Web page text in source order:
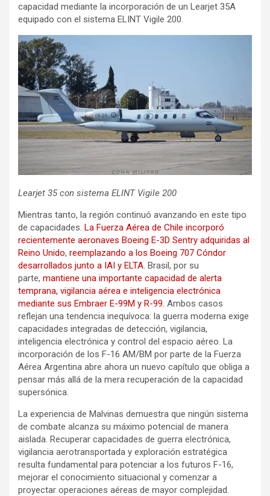
capacidad mediante la incorporación de un Learjet 35A
equipado con el sistema ELINT Vigile 200.
Learjet 35 con sistema ELINT Vigile 200
Mientras tanto, la región continuó avanzando en este tipo
de capacidades. La Fuerza Aérea de Chile incorporó
recientemente aeronaves Boeing E-3D Sentry adquiridas al
Reino Unido, reemplazando a los Boeing 707 Cóndor
desarrollados junto a IAI y ELTA. Brasil, por su
parte, mantiene una importante capacidad de alerta
temprana, vigilancia aérea e inteligencia electrónica
mediante sus Embraer E-99M y R-99. Ambos casos
reflejan una tendencia inequívoca: la guerra moderna exige
capacidades integradas de detección, vigilancia,
inteligencia electrónica y control del espacio aéreo. La
incorporación de los F-16 AM/BM por parte de la Fuerza
Aérea Argentina abre ahora un nuevo capítulo que obliga a
pensar más allá de la mera recuperación de la capacidad
supersónica.
La experiencia de Malvinas demuestra que ningún sistema
de combate alcanza su máximo potencial de manera
aislada. Recuperar capacidades de guerra electrónica,
vigilancia aerotransportada y exploración estratégica
resulta fundamental para potenciar a los futuros F-16,
mejorar el conocimiento situacional y comenzar a
proyectar operaciones aéreas de mayor complejidad.